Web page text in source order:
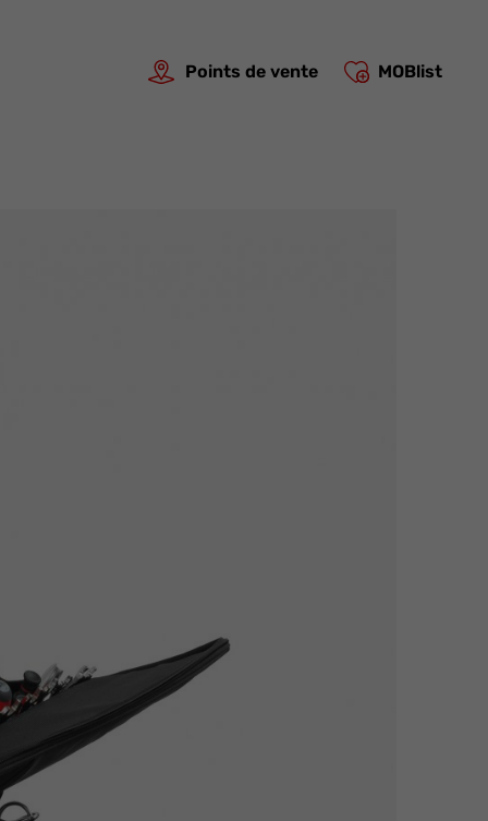
Points de vente MOBlist